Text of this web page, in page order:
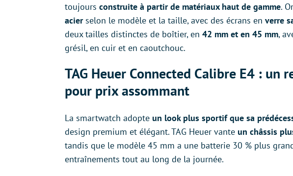
toujours construite à partir de matériaux haut de gamme.
acierselon le modèle et la taille, avec des écrans en verre
deux tailles distinctes de boîtier, en 42 mm et en 45 mm,
grésil, en cuir et en caoutchouc.
TAG Heuer Connected Calibre E4 : un
pour prix assommant
La smartwatch adopte un look plus sportif que sa
design premium et élégant. TAG Heuer vante un châssis
tandis que le modèle 45 mm a une batterie 30 % plus
entraînements tout au long de la journée.